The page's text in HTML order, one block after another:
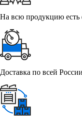
На всю продукцию есть
Доставка по всей